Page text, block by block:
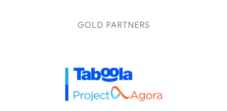
GOLD PARTNERS